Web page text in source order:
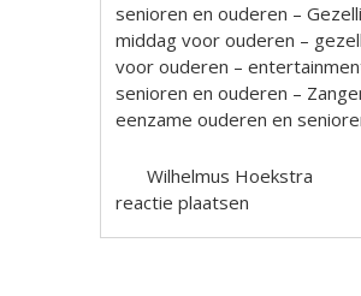
senioren en ouderen –
middag voor ouderen –
voor ouderen –
senioren en ouderen –
eenzame ouderen en
Wilhelmus Hoekstra
reactie plaatsen